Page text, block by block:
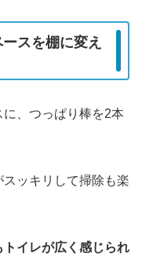
スを棚に変え
に、つっぱり棒を2本
ッキリして掃除も楽
イレが広く感じられ